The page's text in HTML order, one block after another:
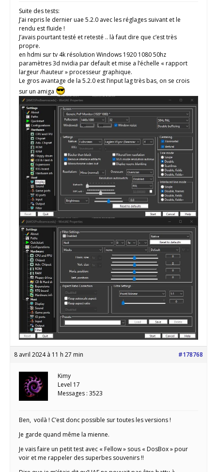
Suite des tests:
J’ai repris le dernier uae 5.2.0 avec les réglages suivant et le
rendu est fluide !
J’avais pourtant testé et retesté .. là faut dire que c’est très
propre.
en hdmi sur tv 4k résolution Windows 1920 1080 50hz
paramètres 3d nvidia par default et mise a l’échelle « rapport
largeur /hauteur » processeur graphique.
Le gros avantage de la 5.2.0 est l’input lag très bas, on se crois
sur un amiga
8 avril 2024 à 11 h 27 min #178768
Kimy
Level 17
Messages : 3523
Ben, voilà ! C’est donc possible sur toutes les versions !
Je garde quand même la mienne.
Je vais faire un petit test avec « Fellow » sous « DosBox » pour
voir et me rappeler des superbes souvenirs !!